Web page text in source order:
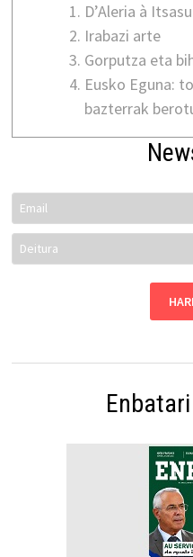
D’Aleria à Itsasu
Irabazi arte
Gorputza eta
Eusko Eguna:
bazterrak